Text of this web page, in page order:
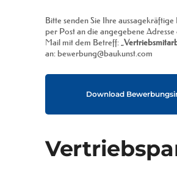
Bitte senden Sie Ihre aussagekräftige
per Post an die angegebene
Mail mit dem Betreff: „
an: bewerbung@baukunst.com
Download